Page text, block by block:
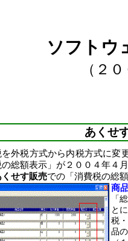
ソフトウ
（２
あくせ
外税方式から内税方式に変
の総額表示」が２００４年４
くせす販売での「消費税の総
商
「
と
税
品